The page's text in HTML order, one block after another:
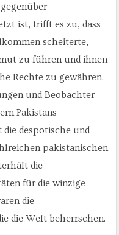
ist, trifft es zu, dass
scheiterte,
zu führen und ihnen
Rechte zu gewähren.
und Beobachter
Pakistans
despotische und
pakistanischen
die
für die winzige
die
die Welt beherrschen.